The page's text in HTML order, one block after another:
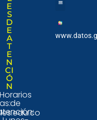
E
S
D
E
A
T
E
N
CI
Ó
N
Horarios
de